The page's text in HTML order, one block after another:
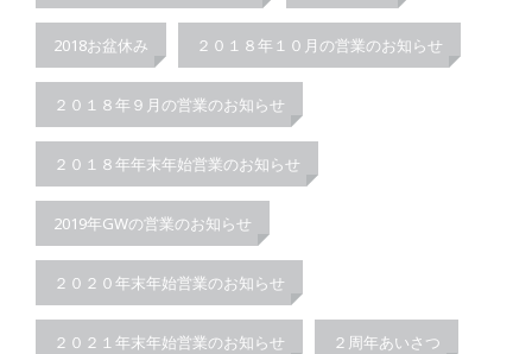
2018お盆休み ２０１８年１０月の営業のお知らせ
２０１８年９月の営業のお知らせ
２０１８年年末年始営業のお知らせ
2019年GWの営業のお知らせ
２０２０年末年始営業のお知らせ
２０２１年末年始営業のお知らせ ２周年あいさつ